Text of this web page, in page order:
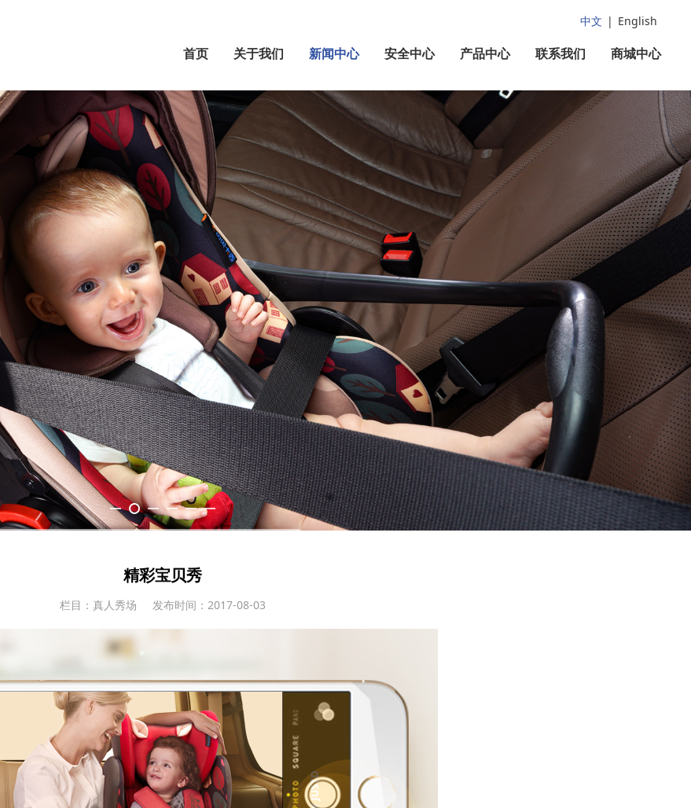
中文 | English
首页 关于我们 新闻中心 安全中心 产品中心 联系我们 商城中心
精彩宝贝秀
栏目：真人秀场 发布时间：2017-08-03